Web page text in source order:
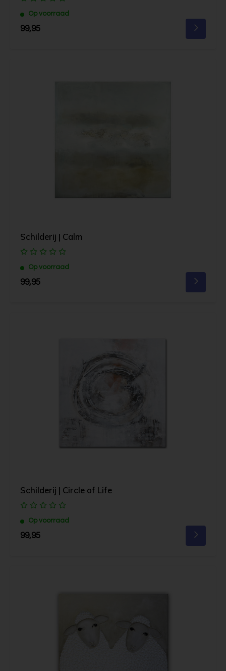
Op voorraad
99,95
Schilderij | Calm
Op voorraad
99,95
Schilderij | Circle of Life
Op voorraad
99,95